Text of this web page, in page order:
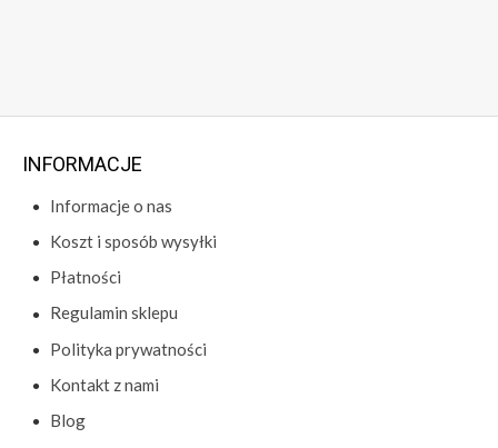
INFORMACJE
Informacje o nas
Koszt i sposób wysyłki
Płatności
Regulamin sklepu
Polityka prywatności
Kontakt z nami
Blog